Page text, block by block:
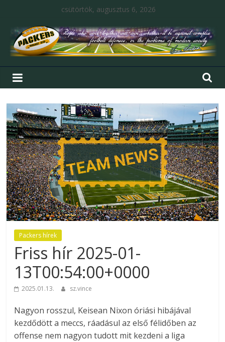
csütörtök, augusztus 6, 2026
Packers hírek
Friss hír 2025-01-
13T00:54:00+0000
2025.01.13. sz.vince
Nagyon rosszul, Keisean Nixon óriási hibájával
kezdődött a meccs, ráadásul az első félidőben az
offense nem nagyon tudott mit kezdeni a liga